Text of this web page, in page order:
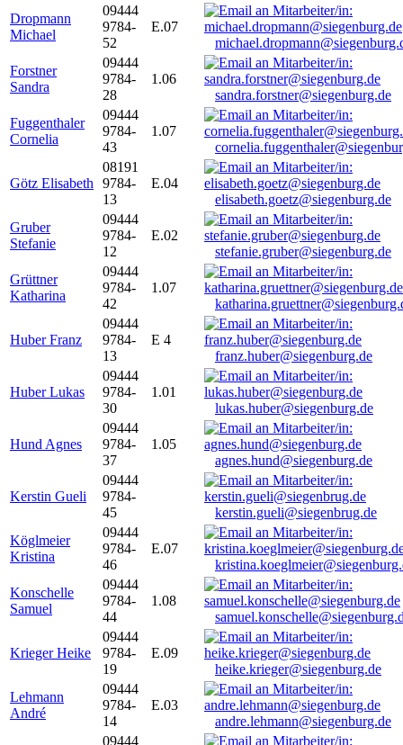
Dropmann
Michael
09444
9784-
52
E.07
Forstner
Sandra
09444
9784-
28
1.06
sandra.forstner@siegenburg.de
Fuggenthaler
Cornelia
09444
9784-
43
1.07
Götz Elisabeth
08191
9784-
13
E.04
elisabeth.goetz@siegenburg.de
Gruber
Stefanie
09444
9784-
12
E.02
stefanie.gruber@siegenburg.de
Grüttner
Katharina
09444
9784-
42
1.07
Huber Franz
09444
9784-
13
E 4
franz.huber@siegenburg.de
Huber Lukas
09444
9784-
30
1.01
lukas.huber@siegenburg.de
Hund Agnes
09444
9784-
37
1.05
agnes.hund@siegenburg.de
Kerstin Gueli
09444
9784-
45
kerstin.gueli@siegenbrug.de
Köglmeier
Kristina
09444
9784-
46
E.07
Konschelle
Samuel
09444
9784-
44
1.08
Krieger Heike
09444
9784-
19
E.09
heike.krieger@siegenburg.de
Lehmann
André
09444
9784-
14
E.03
andre.lehmann@siegenburg.de
09444